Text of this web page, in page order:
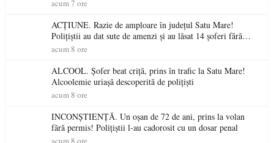
acum 7 ore
ACȚIUNE. Razie de amploare în județul Satu Mare!
Polițiștii au dat sute de amenzi și au lăsat 14 șoferi fără
permis într-o singură zi
acum 8 ore
ALCOOL. Șofer beat criță, prins în trafic la Satu Mare!
Alcoolemie uriașă descoperită de polițiști
acum 8 ore
INCONȘTIENȚĂ. Un oșan de 72 de ani, prins la volan
fără permis! Polițiștii l-au cadorosit cu un dosar penal
acum 8 ore